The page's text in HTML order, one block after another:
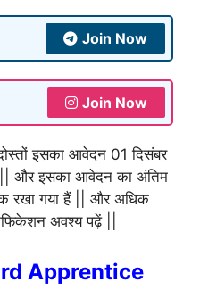
Join Now
Join Now
इसका आवेदन 01 दिसंबर
और इसका आवेदन का अंतिम
रखा गया हैं || और अधिक
अवश्य पढ़ें ||
Apprentice